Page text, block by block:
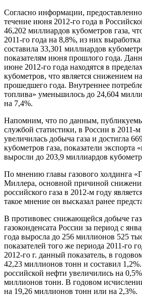
Согласно информации,
течение июня 2012-го года в
46,202 миллиардов кубометров газа,
2011-го года на 8,8%, из них
составила 33,301 миллиардов
показателям июня прошлого года.
июне 2012-го года находятся в
кубометров, что является снижением
прошедшего года. Внутреннее
топлива» уменьшилось до 24,604
на 7,4%.
Напомним, что по данным,
службой статистики, в России в 2011-
увеличилась добыча газа и достигла
кубометров газа, показатели экспорта
выросли до 203,9 миллиардов
По мнению главы газового холдинга
Миллера, основной причиной
российского газа в 2012-м году
такое мнение он высказал ранее
В противовес снижающейся добыче
газоконденсата России за период с
года выросла до 256 миллионов 525
показателей того же периода 2011-го
2012-го г. данный показатель, в
42,23 миллионов тонн и составил
российской нефти увеличились на
миллионов тонн. В годовом
на 19,26 миллионов тонн или на 2,3%.